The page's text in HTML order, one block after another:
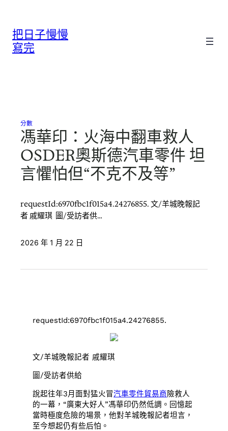
把日子慢慢
寫完
分數
馮華印：火海中翻車救人
OSDER奧斯德汽車零件 坦
言懼怕但“不克不及等”
requestId:6970fbc1f015a4.24276855. 文/羊城晚報記
者 戚耀琪 圖/受訪者供…
2026 年 1 月 22 日
requestId:6970fbc1f015a4.24276855.
文/羊城晚報記者 戚耀琪
圖/受訪者供給
說起往年3月面對猛火冒汽車零件貿易商險救人
的一幕，“廣東大好人”馮華印仍然低調。回憶起
當時極度危險的場景，他對羊城晚報記者坦言，
至今想起仍有些后怕。